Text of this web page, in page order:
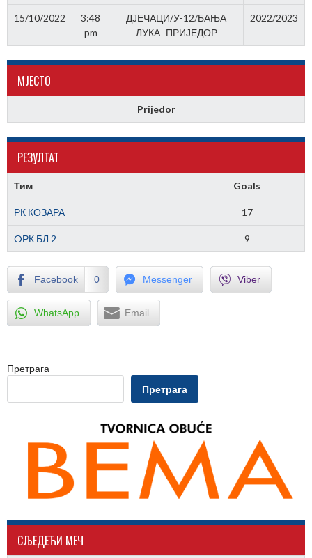
15/10/2022
3:48
pm
ДЈЕЧАЦИ/У-12/БАЊА
ЛУКА–ПРИЈЕДОР
2022/2023
МJЕСТО
Prijedor
РЕЗУЛТАТ
Тим Goals
РК КОЗАРА 17
OРК БЛ 2 9
Facebook 0 Messenger Viber
WhatsApp Email
Претрага
Претрага
CЉЕДЕЋИ МЕЧ